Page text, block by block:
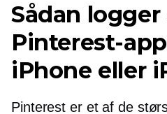
Sådan
Pinterest-
iPhone eller
Pinterest er et af de